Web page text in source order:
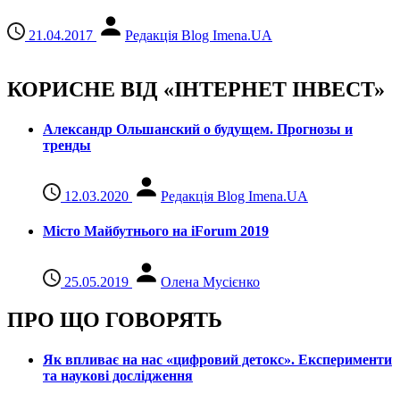
21.04.2017 Редакція Blog Imena.UA
КОРИСНЕ ВІД «ІНТЕРНЕТ ІНВЕСТ»
Александр Ольшанский о будущем. Прогнозы и
тренды
12.03.2020 Редакція Blog Imena.UA
Місто Майбутнього на iForum 2019
25.05.2019 Олена Мусієнко
ПРО ЩО ГОВОРЯТЬ
Як впливає на нас «цифровий детокс». Експерименти
та наукові дослідження